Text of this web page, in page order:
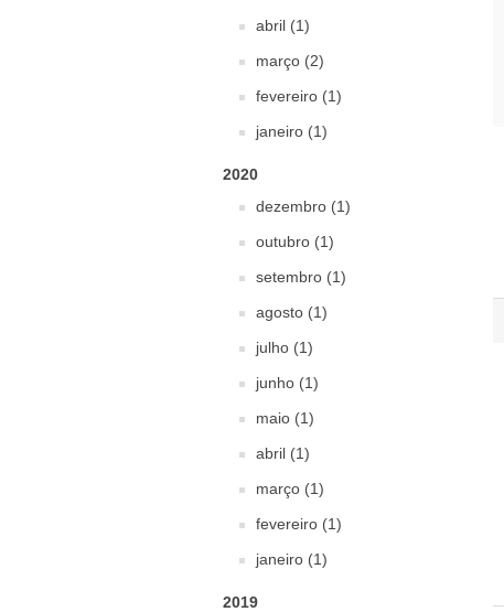
abril (1)
março (2)
fevereiro (1)
janeiro (1)
2020
dezembro (1)
outubro (1)
setembro (1)
agosto (1)
julho (1)
junho (1)
maio (1)
abril (1)
março (1)
fevereiro (1)
janeiro (1)
2019